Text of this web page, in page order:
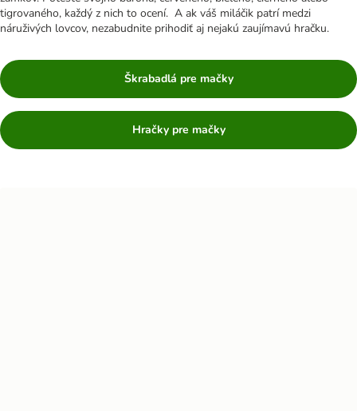
tigrovaného, každý z nich to ocení. A ak váš miláčik patrí medzi
náruživých lovcov, nezabudnite prihodiť aj nejakú zaujímavú hračku.
Škrabadlá pre mačky
Hračky pre mačky